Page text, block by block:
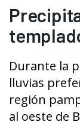
Durante la
lluvias
región
al oeste de